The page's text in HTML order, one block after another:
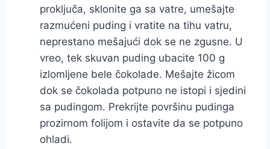
proključa, sklonite ga sa vatre, umešajte
razmućeni puding i vratite na tihu vatru,
neprestano mešajući dok se ne zgusne. U
vreo, tek skuvan puding ubacite 100 g
izlomljene bele čokolade. Mešajte žicom
dok se čokolada potpuno ne istopi i sjedini
sa pudingom. Prekrijte površinu pudinga
prozirnom folijom i ostavite da se potpuno
ohladi.